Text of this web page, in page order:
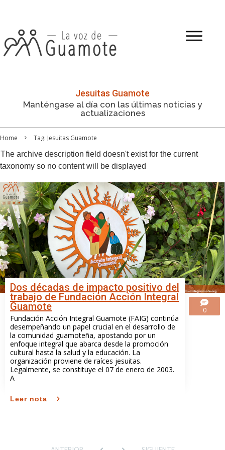
Jesuitas Guamote
Manténgase al día con las últimas noticias y
actualizaciones
Home
Tag: Jesuitas Guamote
The archive description field doesn't exist for the current
taxonomy so no content will be displayed
Dos décadas de impacto positivo del
trabajo de Fundación Acción Integral
Guamote
Fundación Acción Integral Guamote (FAIG) continúa
desempeñando un papel crucial en el desarrollo de
la comunidad guamoteña, apostando por un
enfoque integral que abarca desde la promoción
cultural hasta la salud y la educación. La
organización proviene de raíces jesuitas.
Legalmente, se constituye el 07 de enero de 2003.
A
Leer nota
0